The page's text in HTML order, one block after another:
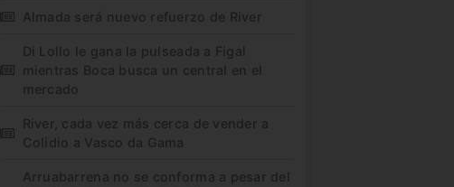
Almada será nuevo refuerzo de River
Di Lollo le gana la pulseada a Figal
mientras Boca busca un central en el
mercado
River, cada vez más cerca de vender a
Colidio a Vasco da Gama
Arruabarrena no se conforma a pesar del